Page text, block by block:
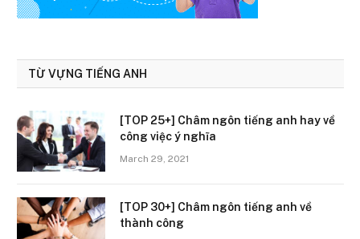
TỪ VỰNG TIẾNG ANH
[TOP 25+] Châm ngôn tiếng anh hay về
công việc ý nghĩa
March 29, 2021
[TOP 30+] Châm ngôn tiếng anh về
thành công